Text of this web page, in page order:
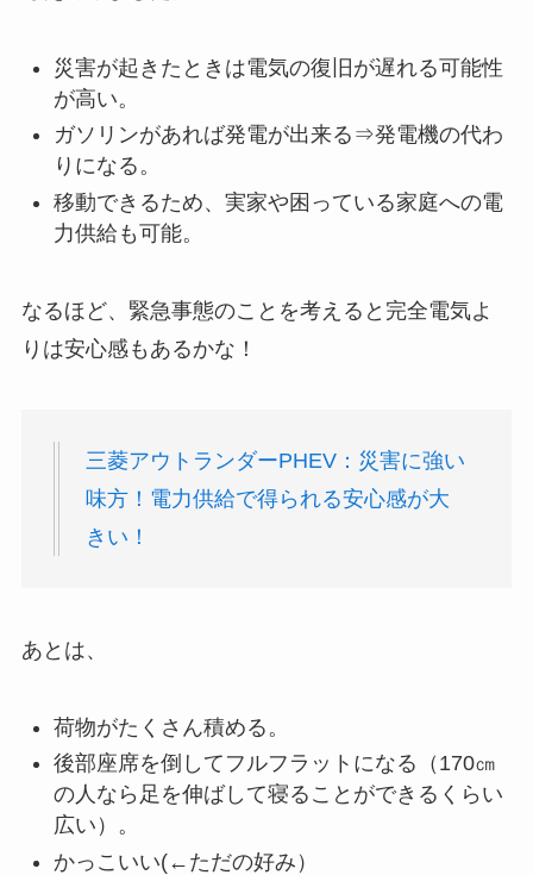
災害が起きたときは電気の復旧が遅れる可能性
が高い。
ガソリンがあれば発電が出来る⇒発電機の代わ
りになる。
移動できるため、実家や困っている家庭への電
力供給も可能。
なるほど、緊急事態のことを考えると完全電気よ
りは安心感もあるかな！
三菱アウトランダーPHEV：災害に強い
味方！電力供給で得られる安心感が大
きい！
あとは、
荷物がたくさん積める。
後部座席を倒してフルフラットになる（170㎝
の人なら足を伸ばして寝ることができるくらい
広い）。
かっこいい(←ただの好み）